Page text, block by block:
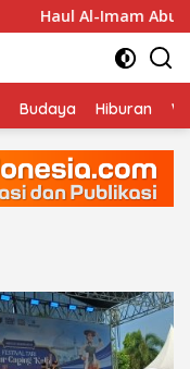
Haul Al-Imam Abul
Budaya Hiburan